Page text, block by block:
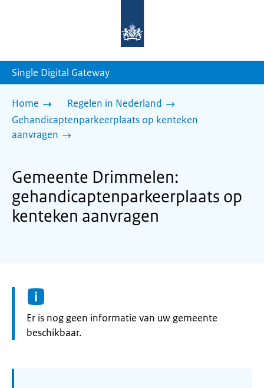
homepage
Single Digital Gateway
Home
Regelen in Nederland
Gehandicaptenparkeerplaats op kenteken
aanvragen
Gemeente Drimmelen:
gehandicaptenparkeerplaats op
kenteken aanvragen
Informatie:
Er is nog geen informatie van uw gemeente
beschikbaar.